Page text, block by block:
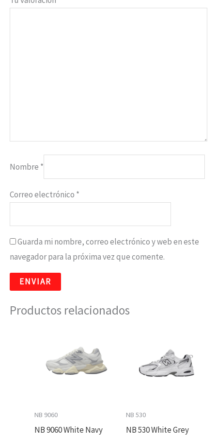
Nombre *
Correo electrónico *
Guarda mi nombre, correo electrónico y web en este
navegador para la próxima vez que comente.
Productos relacionados
NB 9060
NB 9060 White Navy
NB 530
NB 530 White Grey